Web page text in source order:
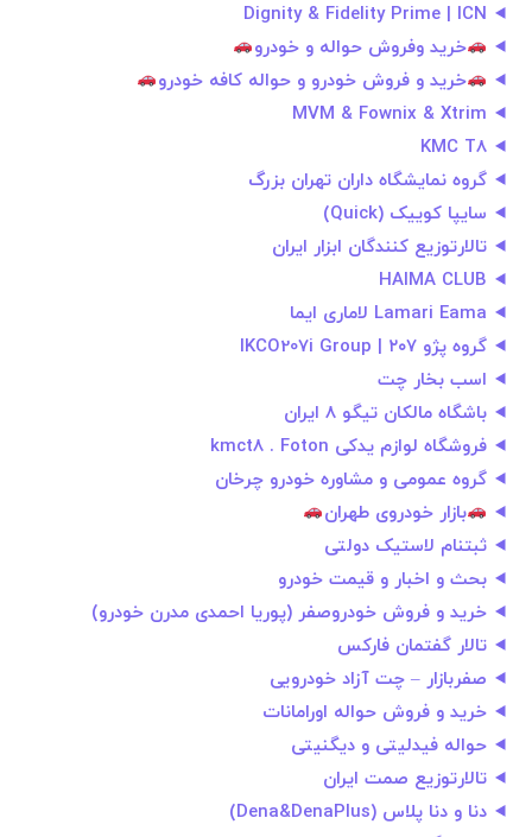
Dignity & Fidelity Prime | ICN
خرید وفروش حواله و خودرو
خرید و فروش خودرو و حواله کافه خودرو
MVM & Fownix & Xtrim
KMC T8
گروه نمایشگاه داران تهران بزرگ
سایپا کوییک (Quick)
تالارتوزیع کنندگان ابزار ایران
HAIMA CLUB
Lamari Eama لاماری ایما
گروه پژو ۲۰۷ | IKCO207i Group
اسب بخار چت
باشگاه مالکان تیگو ۸ ایران
فروشگاه لوازم یدکی kmct8 . Foton
گروه عمومی و مشاوره خودرو چرخان
بازار خودروی طهران
ثبتنام لاستیک دولتی
بحث و اخبار و قیمت خودرو
خرید و فروش خودروصفر (پوریا احمدی مدرن خودرو)
تالار گفتمان فارکس
صفربازار – چت آزاد خودرویی
خرید و فروش حواله اورامانات
حواله فیدلیتی و دیگنیتی
تالارتوزیع صمت ایران
دنا و دنا پلاس (Dena&DenaPlus)